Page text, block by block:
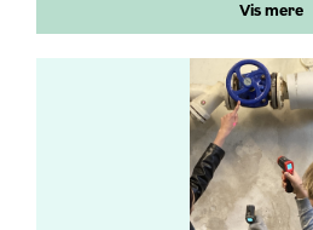
Vis mere